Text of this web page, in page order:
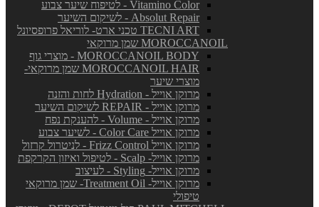
Vitamino Color - לטיפוח שיער צבוע
Absolut Repair - לשיקום השיער
TECNI ART טכני ארט- לוריאל פרופסיונל
MOROCCANOIL שמן מרוקאי
MOROCCANOIL BODY - מוצרי גוף
MOROCCANOIL HAIR שמן מרוקאי-
מוצרי שיער
מרוקן אוייל - Hydration לחות והזנה
מרוקן אוייל - REPAIR לשיקום השיער
מרוקן אוייל - Volume - להענקת נפח
מרוקן אוייל Color Care - לשיער צבוע
מרוקן אוייל Frizz Control - לניטרול קרזול
מרוקן אוייל- Scalp - לטיפול ואיזון הקרקפת
מרוקן אוייל- Styling - לעיצוב
מרוקן אוייל- Treatment Oil- שמן מרוקאי
טיפולי